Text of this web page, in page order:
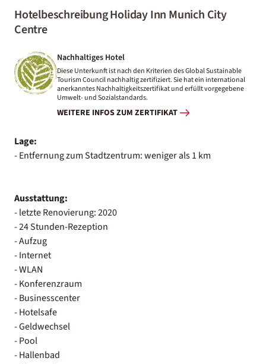
Hotelbeschreibung Holiday Inn Munich City
Centre
Nachhaltiges Hotel
Diese Unterkunft ist nach den Kriterien des Global Sustainable
Tourism Council nachhaltig zertifiziert. Sie hat ein international
anerkanntes Nachhaltigkeitszertifikat und erfüllt vorgegebene
Umwelt- und Sozialstandards.
WEITERE INFOS ZUM ZERTIFIKAT
Lage:
- Entfernung zum Stadtzentrum: weniger als 1 km
Ausstattung:
- letzte Renovierung: 2020
- 24 Stunden-Rezeption
- Aufzug
- Internet
- WLAN
- Konferenzraum
- Businesscenter
- Hotelsafe
- Geldwechsel
- Pool
- Hallenbad